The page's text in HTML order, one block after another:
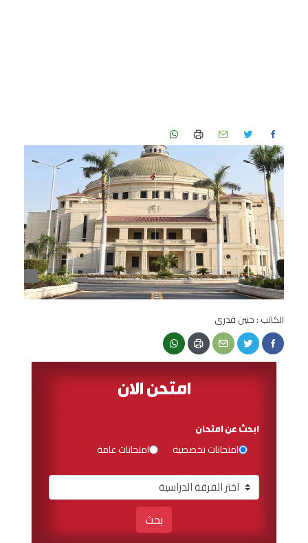
الكاتب : حنين قدرى
امتحن الان
ابحث عن امتحان
امتحانات تخصصية امتحانات عامة
بحث